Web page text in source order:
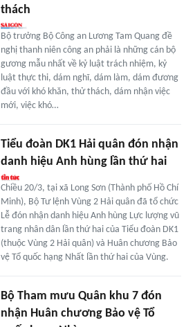
thách
Bộ trưởng Bộ Công an Lương Tam Quang đề
nghị thanh niên công an phải là những cán bộ
gương mẫu nhất về kỷ luật trách nhiệm, kỷ
luật thực thi, dám nghĩ, dám làm, dám đương
đầu với khó khăn, thử thách, dám nhận việc
mới, việc khó…
Tiểu đoàn DK1 Hải quân đón nhận
danh hiệu Anh hùng lần thứ hai
Chiều 20/3, tại xã Long Sơn (Thành phố Hồ Chí
Minh), Bộ Tư lệnh Vùng 2 Hải quân đã tổ chức
Lễ đón nhận danh hiệu Anh hùng Lực lượng vũ
trang nhân dân lần thứ hai của Tiểu đoàn DK1
(thuộc Vùng 2 Hải quân) và Huân chương Bảo
vệ Tổ quốc hạng Nhất lần thứ hai của Vùng.
Bộ Tham mưu Quân khu 7 đón
nhận Huân chương Bảo vệ Tổ